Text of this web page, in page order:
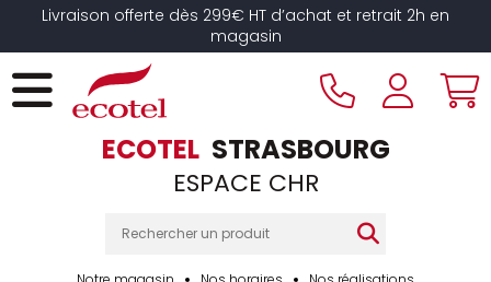
Livraison offerte dès 299€ HT d’achat et retrait 2h en
magasin
ECOTEL STRASBOURG
ESPACE CHR